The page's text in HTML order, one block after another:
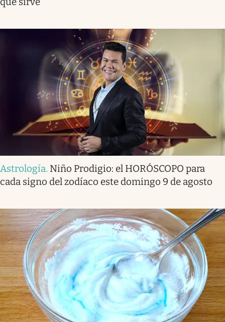
Astrología. Niño Prodigio: el HORÓSCOPO para
cada signo del zodíaco este domingo 9 de agosto